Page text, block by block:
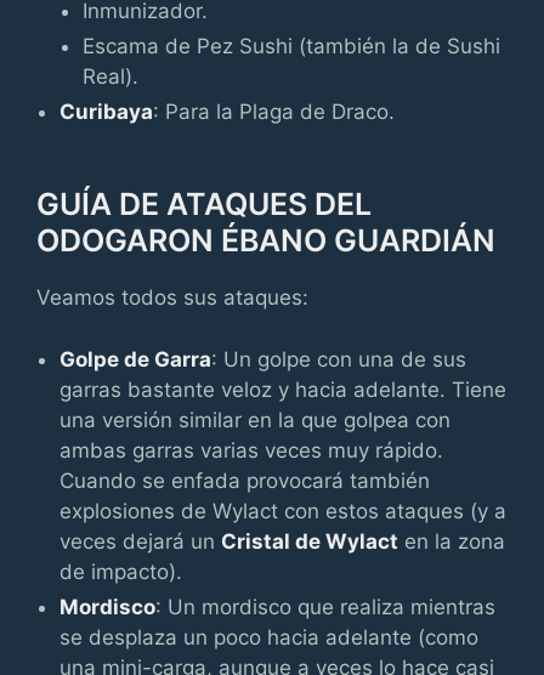
Inmunizador.
Escama de Pez Sushi (también la de Sushi
Real).
Curibaya: Para la Plaga de Draco.
GUÍA DE ATAQUES DEL
ODOGARON ÉBANO GUARDIÁN
Veamos todos sus ataques:
Golpe de Garra: Un golpe con una de sus
garras bastante veloz y hacia adelante. Tiene
una versión similar en la que golpea con
ambas garras varias veces muy rápido.
Cuando se enfada provocará también
explosiones de Wylact con estos ataques (y a
veces dejará un Cristal de Wylact en la zona
de impacto).
Mordisco: Un mordisco que realiza mientras
se desplaza un poco hacia adelante (como
una mini-carga, aunque a veces lo hace casi